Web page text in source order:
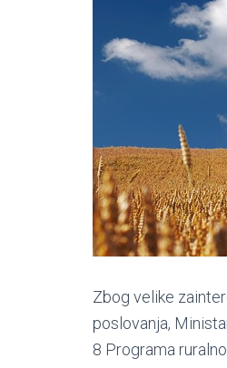
Zbog velike
poslovanja,
8 Programa